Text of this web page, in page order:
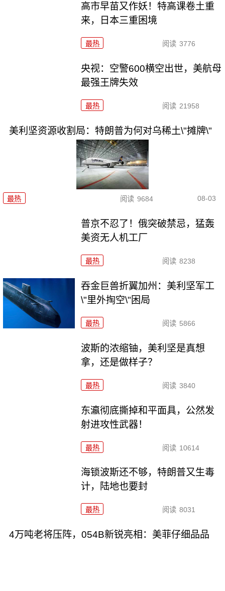
高市早苗又作妖！特高课卷土重
来，日本三重困境
最热 阅读 3776
央视：空警600横空出世，美航母
最强王牌失效
最热 阅读 21958
美利坚资源收割局：特朗普为何对乌稀土\"摊牌\"
最热 阅读 9684 08-03
普京不忍了！俄突破禁忌，猛轰
美资无人机工厂
最热 阅读 8238
吞金巨兽折翼加州：美利坚军工
\"里外掏空\"困局
最热 阅读 5866
波斯的浓缩铀，美利坚是真想
拿，还是做样子？
最热 阅读 3840
东瀛彻底撕掉和平面具，公然发
射进攻性武器！
最热 阅读 10614
海锁波斯还不够，特朗普又生毒
计，陆地也要封
最热 阅读 8031
4万吨老将压阵，054B新锐亮相：美菲仔细品品